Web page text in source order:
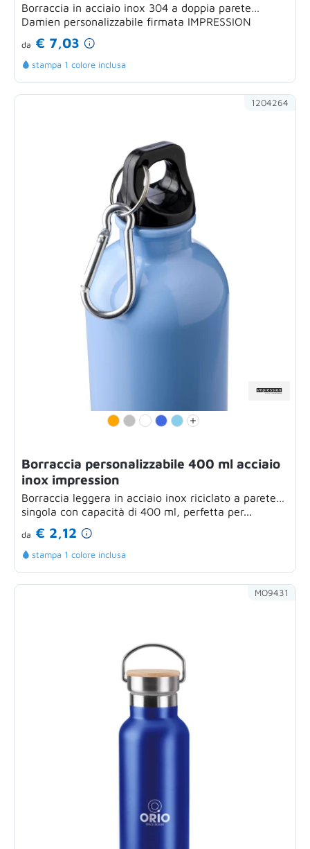
Borraccia in acciaio inox 304 a doppia parete
Damien personalizzabile firmata IMPRESSION
da € 7,03
stampa 1 colore inclusa
1204264
Borraccia personalizzabile 400 ml acciaio
inox impression
Borraccia leggera in acciaio inox riciclato a parete
singola con capacità di 400 ml, perfetta per...
da € 2,12
stampa 1 colore inclusa
MO9431